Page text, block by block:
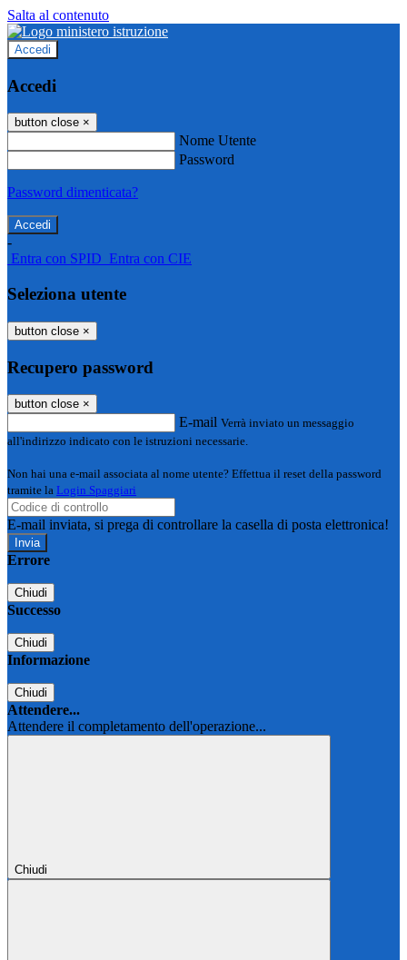
Salta al contenuto
Accedi
Accedi
button close ×
Nome Utente
Password
Password dimenticata?
-
Entra con SPID Entra con CIE
Seleziona utente
button close ×
Recupero password
button close ×
E-mail Verrà inviato un messaggio
all'indirizzo indicato con le istruzioni necessarie.
Non hai una e-mail associata al nome utente? Effettua il reset della password
tramite la Login Spaggiari
E-mail inviata, si prega di controllare la casella di posta elettronica!
Errore
Chiudi
Successo
Chiudi
Informazione
Chiudi
Attendere...
Attendere il completamento dell'operazione...
Chiudi